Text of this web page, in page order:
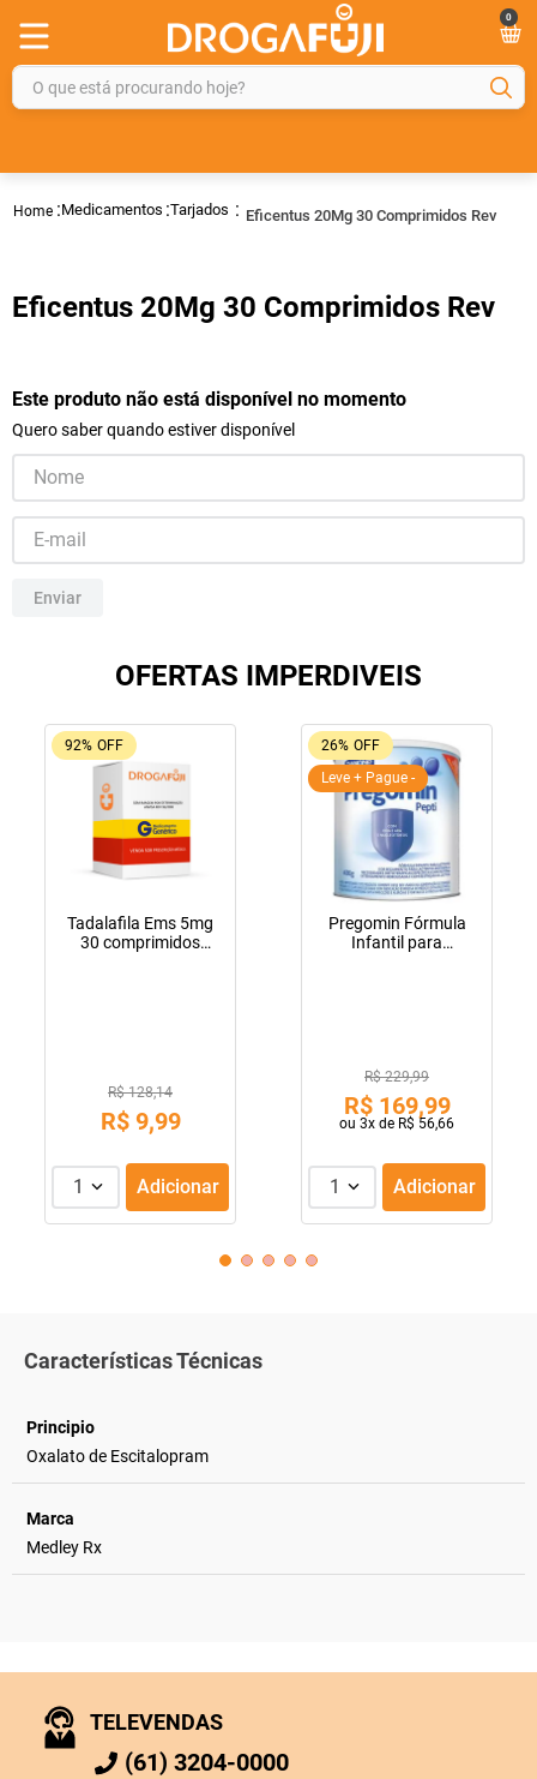
0
O que está procurando hoje?
Medicamentos Tarjados Eficentus 20Mg 30 Comprimidos Rev
Eficentus 20Mg 30 Comprimidos Rev
Este produto não está disponível no momento
Quero saber quando estiver disponível
Enviar
OFERTAS IMPERDIVEIS
92% OFF
Tadalafila Ems 5mg
30 comprimidos
R$ 128,14
R$ 9,99
1 Adicionar
26% OFF
Leve + Pague -
Pregomin Fórmula
Infantil para
R$ 229,99
R$ 169,99
ou 3x de R$ 56,66
1 Adicionar
Características Técnicas
Principio
Oxalato de Escitalopram
Marca
Medley Rx
TELEVENDAS
(61) 3204-0000
4º
rosuvastatina 20mg
6º
shampoo
7º
dipirona
tadalafila
9º
lola
10º fraldas geriátricas